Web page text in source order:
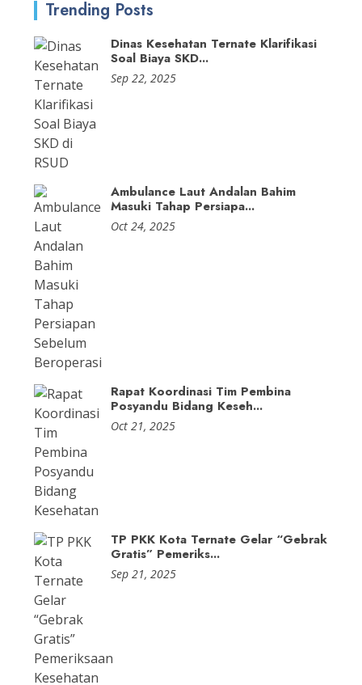
Trending Posts
Dinas Kesehatan Ternate Klarifikasi
Soal Biaya SKD...
Sep 22, 2025
Ambulance Laut Andalan Bahim
Masuki Tahap Persiapa...
Oct 24, 2025
Rapat Koordinasi Tim Pembina
Posyandu Bidang Keseh...
Oct 21, 2025
TP PKK Kota Ternate Gelar “Gebrak
Gratis” Pemeriks...
Sep 21, 2025